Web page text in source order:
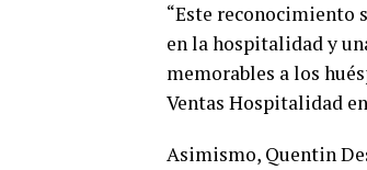
“Este reconocimiento
en la hospitalidad y
memorables a los
Ventas Hospitalidad
Asimismo, Quentin